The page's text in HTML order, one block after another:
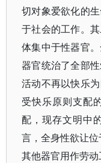
切对象爱欲化的
于社会的工作。
体集中于性器官
器官统治了全部
活动不再以快乐
受快乐原则支配
配，现存文明中
言，全身性欲让
其他器官用作劳